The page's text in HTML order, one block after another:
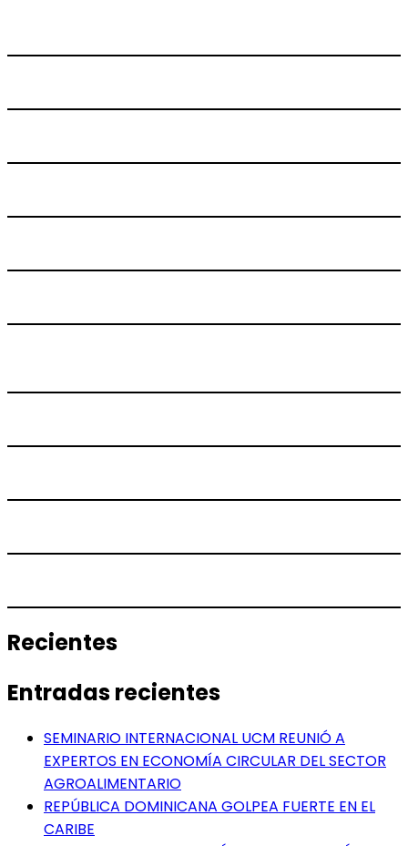
Recientes
Entradas recientes
SEMINARIO INTERNACIONAL UCM REUNIÓ A
EXPERTOS EN ECONOMÍA CIRCULAR DEL SECTOR
AGROALIMENTARIO
REPÚBLICA DOMINICANA GOLPEA FUERTE EN EL
CARIBE